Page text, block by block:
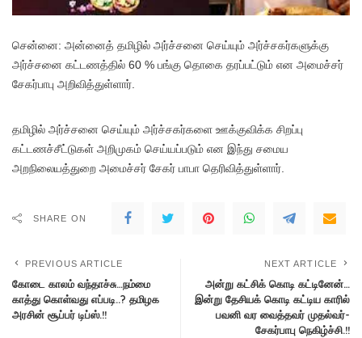
சென்னை: அன்னைத் தமிழில் அர்ச்சனை செய்யும் அர்ச்சகர்களுக்கு
அர்ச்சனை கட்டணத்தில் 60 % பங்கு தொகை தரப்பட்டும் என அமைச்சர்
சேகர்பாபு அறிவித்துள்ளார்.
தமிழில் அர்ச்சனை செய்யும் அர்ச்சகர்களை ஊக்குவிக்க சிறப்பு
கட்டணச்சீட்டுகள் அறிமுகம் செய்யப்படும் என இந்து சமைய
அறநிலையத்துறை அமைச்சர் சேகர் பாபா தெரிவித்துள்ளார்.
SHARE ON
PREVIOUS ARTICLE
கோடை காலம் வந்தாச்சு…நம்மை
காத்து கொள்வது எப்படி..? தமிழக
அரசின் சூப்பர் டிப்ஸ்.!!
NEXT ARTICLE
அன்று கட்சிக் கொடி கட்டினேன்…
இன்று தேசியக் கொடி கட்டிய காரில்
பவனி வர வைத்தவர் முதல்வர்-
சேகர்பாபு நெகிழ்ச்சி.!!